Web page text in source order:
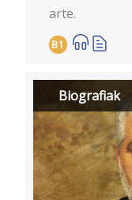
arte.
B1
Biografiak